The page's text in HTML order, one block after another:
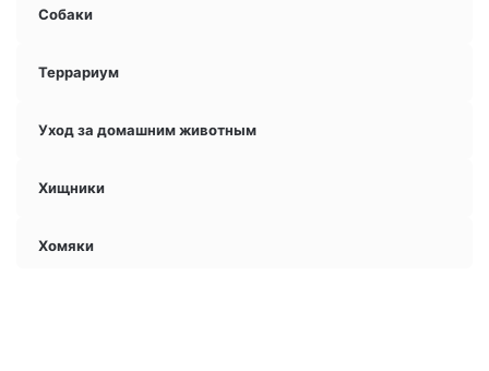
Собаки
Террариум
Уход за домашним животным
Хищники
Хомяки